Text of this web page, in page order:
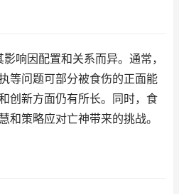
响因配置和关系而异。通常，
等问题可部分被食伤的正面能
创新方面仍有所长。同时，食
和策略应对亡神带来的挑战。